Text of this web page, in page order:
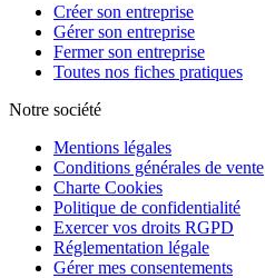
Créer son entreprise
Gérer son entreprise
Fermer son entreprise
Toutes nos fiches pratiques
Notre société
Mentions légales
Conditions générales de vente
Charte Cookies
Politique de confidentialité
Exercer vos droits RGPD
Réglementation légale
Gérer mes consentements